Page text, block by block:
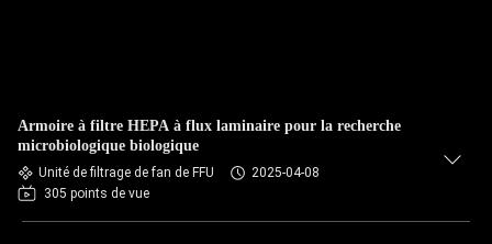
Armoire à filtre HEPA à flux laminaire pour la recherche
microbiologique biologique
Unité de filtrage de fan de FFU
2025-04-08
305 points de vue